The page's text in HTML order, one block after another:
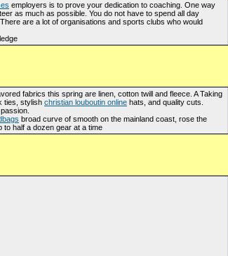
employers is to prove your dedication to coaching. One way
as much as possible. You do not have to spend all day
are a lot of organisations and sports clubs who would
fabrics this spring are linen, cotton twill and fleece. A Taking
ties, stylish christian louboutin online hats, and quality cuts.
broad curve of smooth on the mainland coast, rose the
half a dozen gear at a time